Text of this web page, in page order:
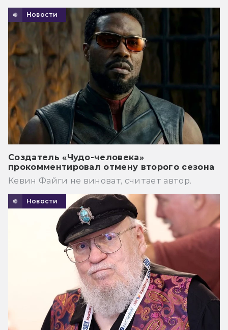
Новости
Создатель «Чудо-человека»
прокомментировал отмену второго сезона
Кевин Файги не виноват, считает автор.
Новости